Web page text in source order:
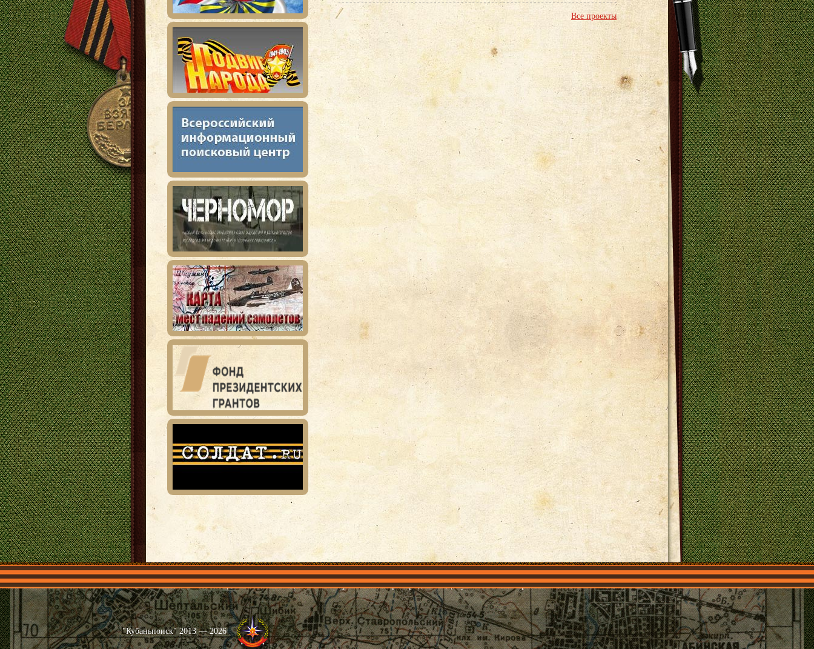
Все проекты
Главная Имена Общественные объединения Проекты Герои рядом Документы Галерея О нас
"Кубаньпоиск" 2013 — 2026